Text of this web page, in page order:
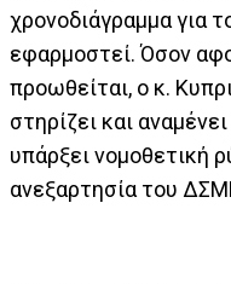
χρονοδιάγραμμα για
εφαρμοστεί. Όσον
προωθείται, ο κ.
στηρίζει και
υπάρξει νομοθετική
ανεξαρτησία του